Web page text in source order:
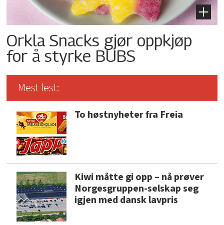
Orkla Snacks gjør oppkjøp
for å styrke BUBS
Mest lest:
To høstnyheter fra Freia
Kiwi måtte gi opp – nå prøver
Norgesgruppen-selskap seg
igjen med dansk lavpris